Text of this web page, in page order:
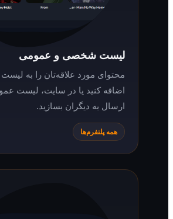
لیست شخصی و عمومی
محتوای مورد علاقه‌تان را به لیست شخصی
اضافه کنید یا در سایت، لیست عمومی برای
ارسال به دیگران بسازید.
همه پلتفرم‌ها